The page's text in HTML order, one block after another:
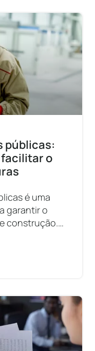
públicas:
facilitar o
é uma
garantir o
construção.